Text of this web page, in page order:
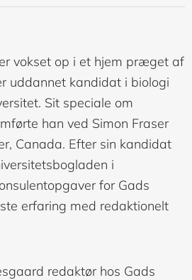
vokset op i et hjem præget af
uddannet kandidat i biologi
Sit speciale om
han ved Simon Fraser
Canada. Efter sin kandidat
i
for Gads
erfaring med redaktionelt
redaktør hos Gads